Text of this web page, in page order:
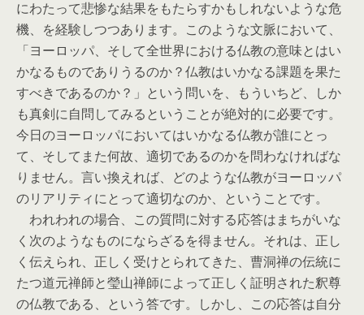
にわたって悲惨な結果をもたらすかもしれないような危
機、を経験しつつあります。このような文脈において、
「ヨーロッパ、そして全世界における仏教の意味とはい
かなるものでありうるのか？仏教はいかなる課題を果た
すべきであるのか？」という問いを、もういちど、しか
も真剣に自問してみるということが絶対的に必要です。
今日のヨーロッパにおいてはいかなる仏教が誰にとっ
て、そしてまた何故、適切であるのかを問わなければな
りません。言い換えれば、どのような仏教がヨーロッパ
のリアリティにとって適切なのか、ということです。
われわれの場合、この質問に対する応答はまちがいな
く次のようなものにならざるを得ません。それは、正し
く伝えられ、正しく受けとられてきた、曹洞禅の伝統に
たつ道元禅師と瑩山禅師によって正しく証明された釈尊
の仏教である、という答です。しかし、この応答は自分